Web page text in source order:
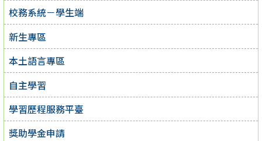
校務系統－學生端
新生專區
本土語言專區
自主學習
學習歷程服務平臺
獎助學金申請